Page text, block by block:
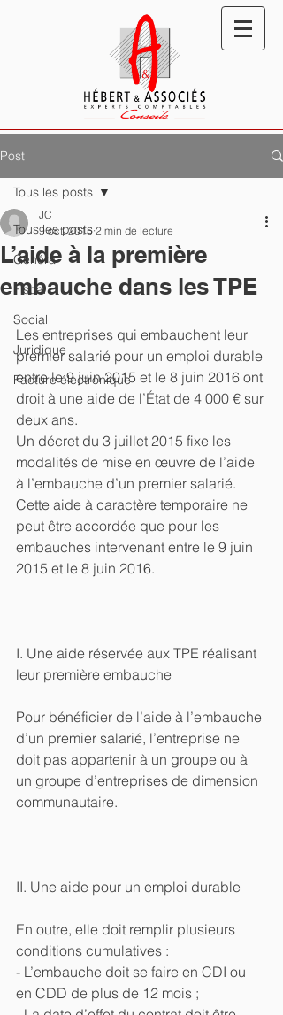
Post
Tous les posts
Général
Fiscal
Social
Juridique
Facture électronique
Tous les posts
L’aide à la première
embauche dans les TPE
JC
9 oct. 2015 2 min de lecture
Les entreprises qui embauchent leur
premier salarié pour un emploi durable
entre le 9 juin 2015 et le 8 juin 2016 ont
droit à une aide de l’État de 4 000 € sur
deux ans.
Un décret du 3 juillet 2015 fixe les
modalités de mise en œuvre de l’aide
à l’embauche d’un premier salarié.
Cette aide à caractère temporaire ne
peut être accordée que pour les
embauches intervenant entre le 9 juin
2015 et le 8 juin 2016.
I. Une aide réservée aux TPE réalisant
leur première embauche
Pour bénéficier de l’aide à l’embauche
d’un premier salarié, l’entreprise ne
doit pas appartenir à un groupe ou à
un groupe d’entreprises de dimension
communautaire.
II. Une aide pour un emploi durable
En outre, elle doit remplir plusieurs
conditions cumulatives :
- L’embauche doit se faire en CDI ou
en CDD de plus de 12 mois ;